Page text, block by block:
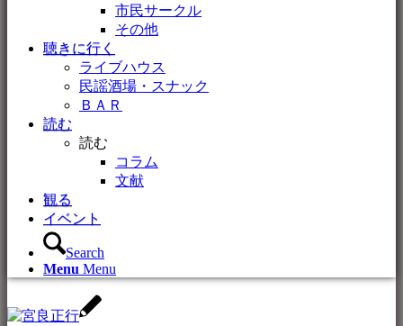
市民サークル
その他
聴きに行く
ライブハウス
民謡酒場・スナック
ＢＡＲ
読む
読む
コラム
文献
観る
イベント
Search
Menu Menu